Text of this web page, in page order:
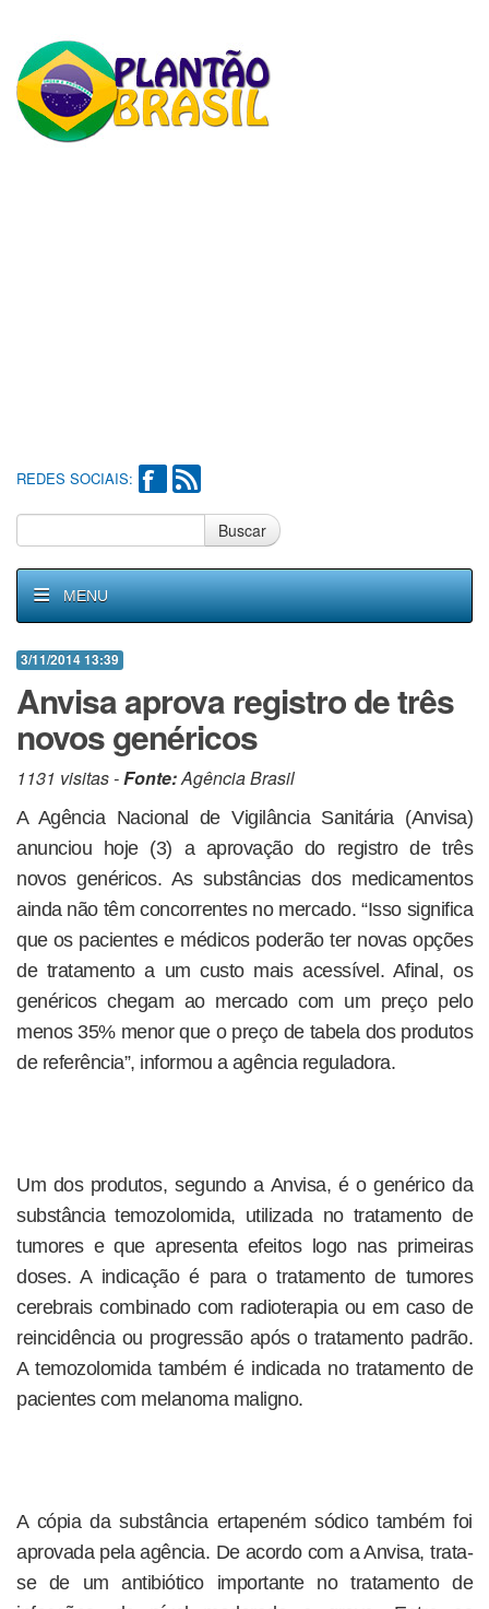
REDES SOCIAIS:
Buscar
MENU
3/11/2014 13:39
Anvisa aprova registro de três
novos genéricos
1131 visitas -Fonte:Agência Brasil
A Agência Nacional de Vigilância Sanitária (Anvisa)
anunciou hoje (3) a aprovação do registro de três
novos genéricos. As substâncias dos medicamentos
ainda não têm concorrentes no mercado. “Isso significa
que os pacientes e médicos poderão ter novas opções
de tratamento a um custo mais acessível. Afinal, os
genéricos chegam ao mercado com um preço pelo
menos 35% menor que o preço de tabela dos produtos
de referência”, informou a agência reguladora.
Um dos produtos, segundo a Anvisa, é o genérico da
substância temozolomida, utilizada no tratamento de
tumores e que apresenta efeitos logo nas primeiras
doses. A indicação é para o tratamento de tumores
cerebrais combinado com radioterapia ou em caso de
reincidência ou progressão após o tratamento padrão.
A temozolomida também é indicada no tratamento de
pacientes com melanoma maligno.
A cópia da substância ertapeném sódico também foi
aprovada pela agência. De acordo com a Anvisa, trata-
se de um antibiótico importante no tratamento de